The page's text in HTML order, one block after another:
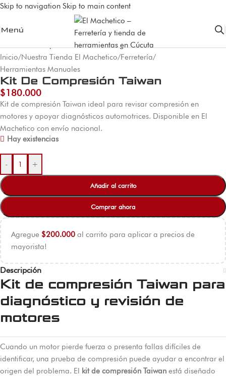
Skip to navigation Skip to main content
Menú
Inicio/Nuestra Tienda El Machetico/Ferretería/
Herramientas Manuales
Kit De Compresión Taiwan
$180.000
Kit de compresión Taiwan ideal para revisar compresión en
motores y apoyar diagnósticos automotrices. Disponible en El
Machetico con envío nacional.
Hay existencias
- +
Añadir al carrito
Comprar ahora
Agregue $200.000 al carrito para aplicar a precios de
mayorista!
Descripción
Kit de compresión Taiwan para
diagnóstico y revisión de
motores
Cuando un motor pierde fuerza o presenta fallas difíciles de
identificar, una prueba de compresión puede ayudar a encontrar el
origen del problema. El kit de compresión Taiwan está diseñado